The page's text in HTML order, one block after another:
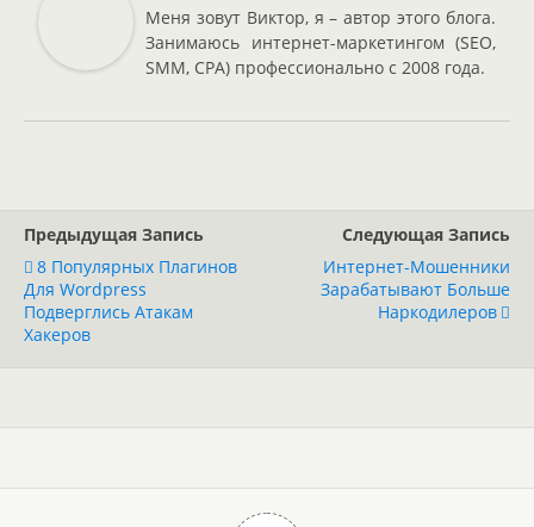
Меня зовут Виктор, я – автор этого блога.
Занимаюсь интернет-маркетингом (SEO,
SMM, CPA) профессионально с 2008 года.
Предыдущая Запись
8 Популярных Плагинов
Для Wordpress
Подверглись Атакам
Хакеров
Следующая Запись
Интернет-Мошенники
Зарабатывают Больше
Наркодилеров